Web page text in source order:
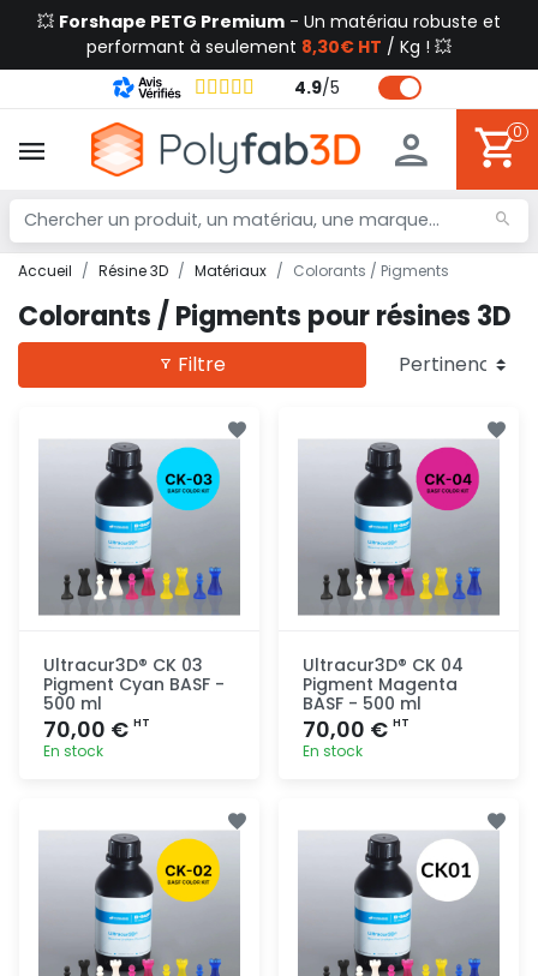
💥 Forshape PETG Premium - Un matériau robuste et
performant à seulement 8,30€ HT / Kg ! 💥
4.9/5
0
Accueil Résine 3D Matériaux Colorants / Pigments
Colorants / Pigments pour résines 3D
Filtre
Ultracur3D® CK 03
Pigment Cyan BASF -
500 ml
70,00 € HT
En stock
rapide
Ultracur3D® CK 04
Pigment Magenta
BASF - 500 ml
70,00 € HT
En stock
rapide